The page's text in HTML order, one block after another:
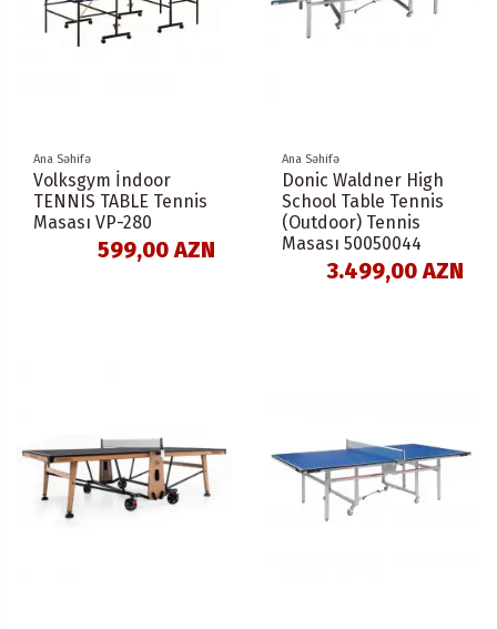
Ana Səhifə
Volksgym İndoor
TENNIS TABLE Tennis
Masası VP-280
599,00 AZN
Ana Səhifə
Donic Waldner High
School Table Tennis
(Outdoor) Tennis
Masası 50050044
3.499,00 AZN